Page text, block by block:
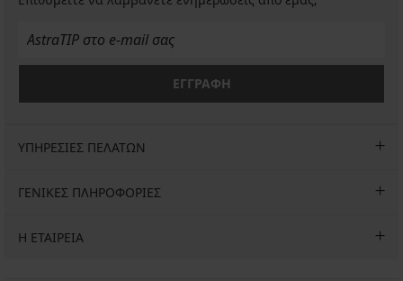
ΕΓΓΡΑΦΗ
ΥΠΗΡΕΣΙΕΣ ΠΕΛΑΤΩΝ
ΓΕΝΙΚΕΣ ΠΛΗΡΟΦΟΡΙΕΣ
Η ΕΤΑΙΡΕΙΑ